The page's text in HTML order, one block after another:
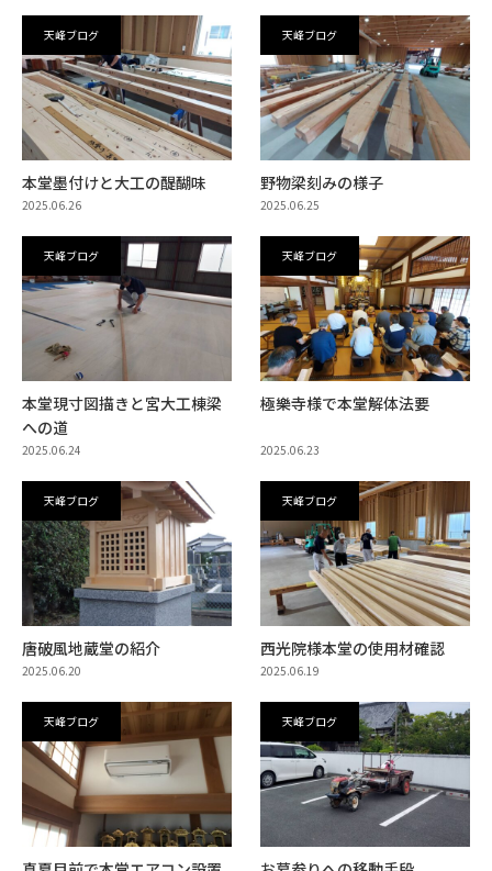
天峰ブログ
本堂墨付けと大工の醍醐味
2025.06.26
天峰ブログ
野物梁刻みの様子
2025.06.25
天峰ブログ
本堂現寸図描きと宮大工棟梁
への道
2025.06.24
天峰ブログ
極樂寺様で本堂解体法要
2025.06.23
天峰ブログ
唐破風地蔵堂の紹介
2025.06.20
天峰ブログ
西光院様本堂の使用材確認
2025.06.19
天峰ブログ 天峰ブログ